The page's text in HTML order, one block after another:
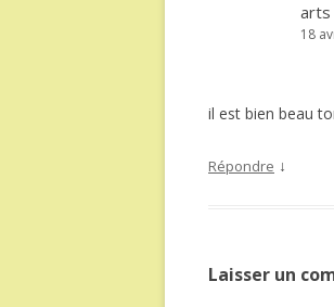
arts
18
il est bien beau
Répondre ↓
Laisser un